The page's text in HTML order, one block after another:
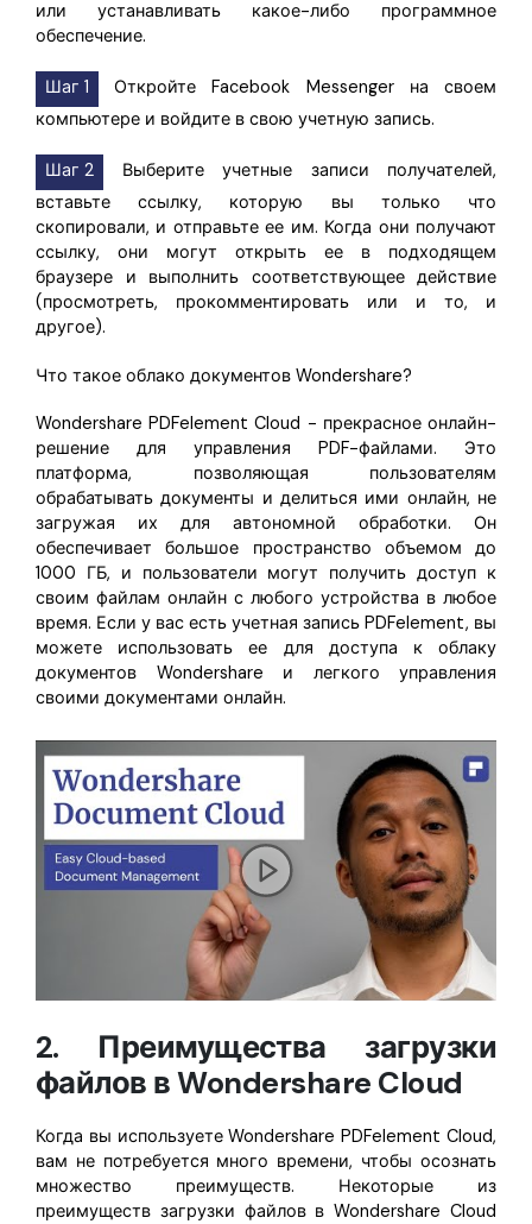
или устанавливать какое-либо программное
обеспечение.
Шаг 1
Откройте Facebook Messenger на своем
компьютере и войдите в свою учетную запись.
Шаг 2
Выберите учетные записи получателей,
вставьте ссылку, которую вы только что
скопировали, и отправьте ее им. Когда они получают
ссылку, они могут открыть ее в подходящем
браузере и выполнить соответствующее действие
(просмотреть, прокомментировать или и то, и
другое).
Что такое облако документов Wondershare?
Wondershare PDFelement Cloud - прекрасное онлайн-
решение для управления PDF-файлами. Это
платформа, позволяющая пользователям
обрабатывать документы и делиться ими онлайн, не
загружая их для автономной обработки. Он
обеспечивает большое пространство объемом до
1000 ГБ, и пользователи могут получить доступ к
своим файлам онлайн с любого устройства в любое
время. Если у вас есть учетная запись PDFelement, вы
можете использовать ее для доступа к облаку
документов Wondershare и легкого управления
своими документами онлайн.
2. Преимущества загрузки
файлов в Wondershare Cloud
Когда вы используете Wondershare PDFelement Cloud,
вам не потребуется много времени, чтобы осознать
множество преимуществ. Некоторые из
преимуществ загрузки файлов в Wondershare Cloud